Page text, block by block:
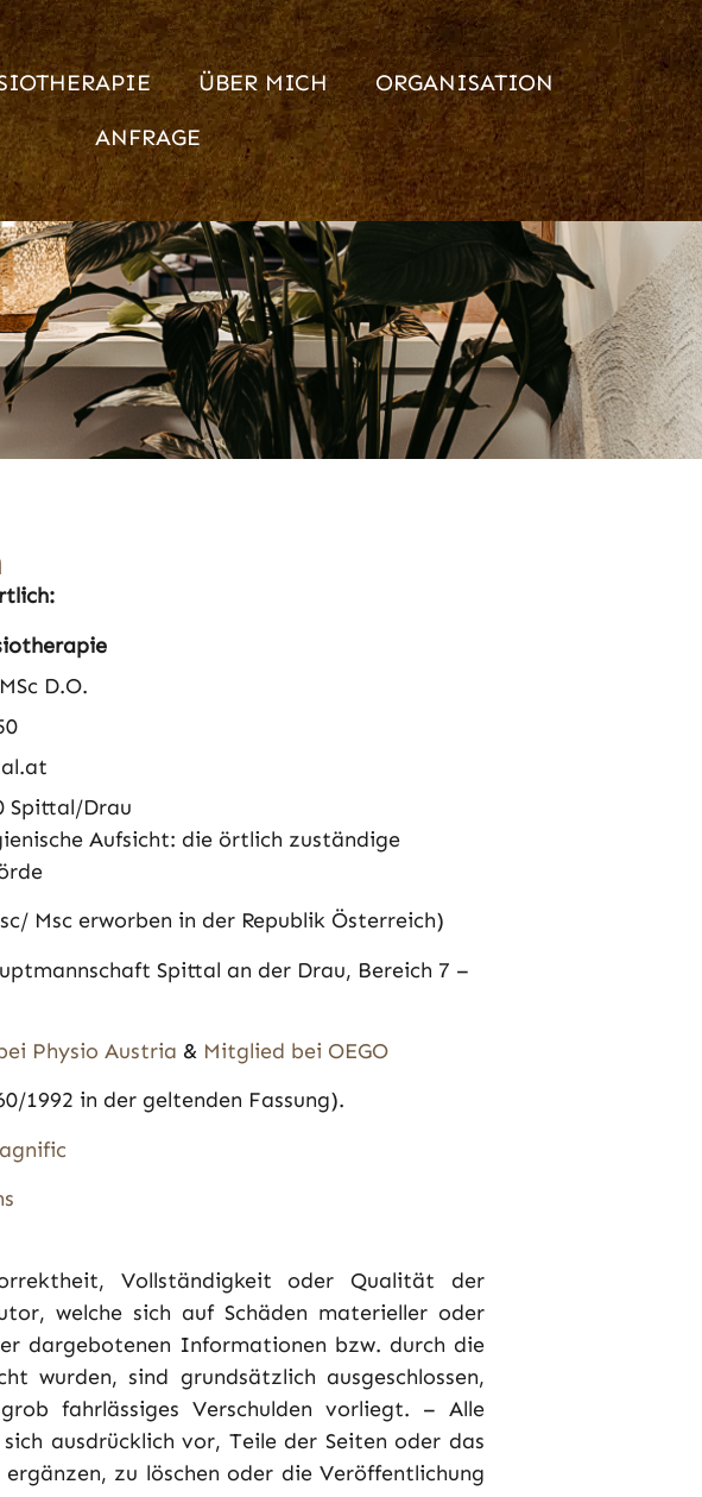
ÜBER MICH
ORGANISATION
ANFRAGE
D.O.
Spittal/Drau
Aufsicht: die örtlich zuständige
Msc erworben in der Republik Österreich)
Spittal an der Drau, Bereich 7 –
Physio Austria & Mitglied bei OEGO
1992 in der geltenden Fassung).
Vollständigkeit oder Qualität der
welche sich auf Schäden materieller oder
dargebotenen Informationen bzw. durch die
wurden, sind grundsätzlich ausgeschlossen,
fahrlässiges Verschulden vorliegt. – Alle
ausdrücklich vor, Teile der Seiten oder das
zu löschen oder die Veröffentlichung